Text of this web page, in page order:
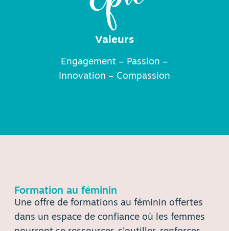
Valeurs
Engagement – Passion –
Innovation – Compassion
Formation au féminin
Une offre de formations au féminin offertes
dans un espace de confiance où les femmes